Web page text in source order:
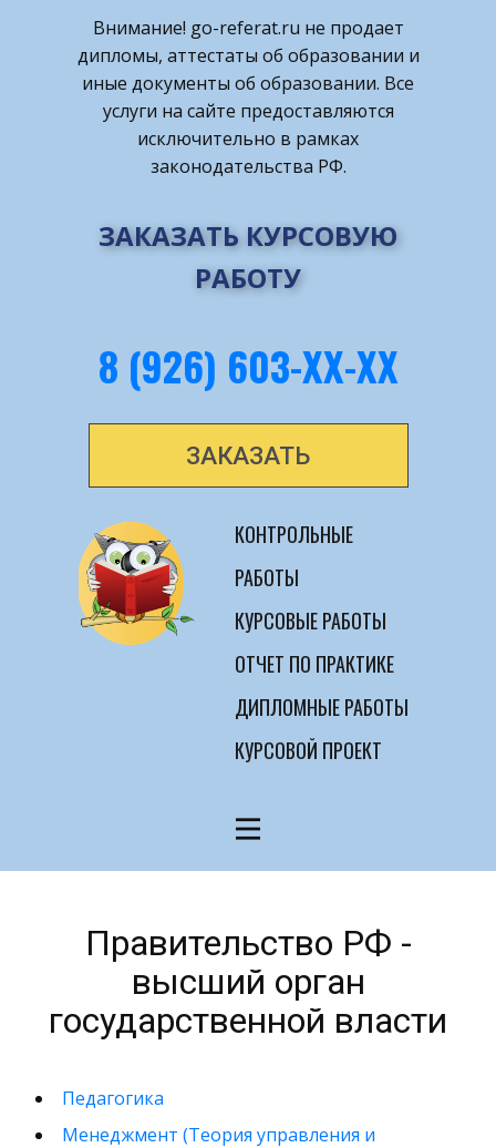
Внимание! ​go-referat.ru не продает
дипломы, аттестаты об образовании и
иные документы об образовании. Все
услуги на сайте предоставляются
исключительно в рамках
законодательства РФ.
ЗАКАЗАТЬ КУРСОВУЮ
РАБОТУ
8 (926) 603-ХХ-ХХ
ЗАКАЗАТЬ
КОНТРОЛЬНЫЕ
РАБОТЫ
КУРСОВЫЕ РАБОТЫ
ОТЧЕТ ПО ПРАКТИКЕ
ДИПЛОМНЫЕ РАБОТЫ
КУРСОВОЙ ПРОЕКТ
Правительство РФ -
высший орган
государственной власти
Педагогика
Менеджмент (Теория управления и